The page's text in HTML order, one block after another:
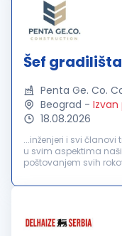
Šef gradilišta
Penta Ge. Co.
Beograd - Izvan
18.08.2026
...inženjeri i svi
u svim aspektima
poštovanjem svih
mesto:šef...